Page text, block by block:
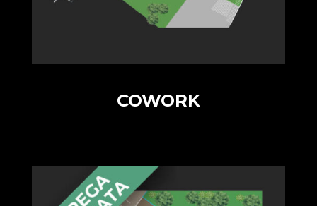
COWORK